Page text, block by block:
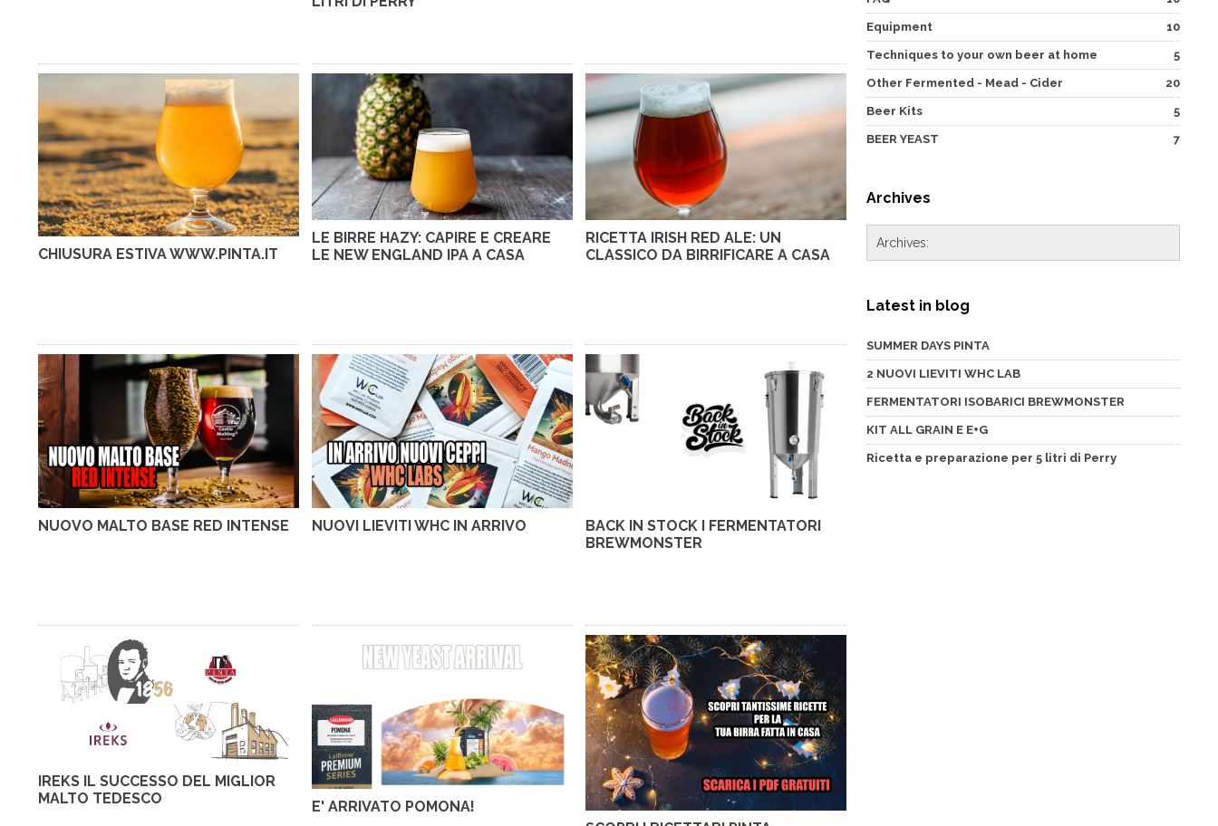
CHIUSURA ESTIVA WWW.PINTA.IT
LE BIRRE HAZY: CAPIRE E CREARE
LE NEW ENGLAND IPA A CASA
RICETTA IRISH RED ALE: UN
CLASSICO DA BIRRIFICARE A CASA
NUOVO MALTO BASE RED INTENSE NUOVI LIEVITI WHC IN ARRIVO
BACK IN STOCK I FERMENTATORI
BREWMONSTER
IREKS IL SUCCESSO DEL MIGLIOR
MALTO TEDESCO
E' ARRIVATO POMONA!
Equipment 10
Techniques to your own beer at home 5
Other Fermented - Mead - Cider 20
Beer Kits 5
BEER YEAST 7
Archives
Latest in blog
SUMMER DAYS PINTA
2 NUOVI LIEVITI WHC LAB
FERMENTATORI ISOBARICI BREWMONSTER
KIT ALL GRAIN E E+G
Ricetta e preparazione per 5 litri di Perry